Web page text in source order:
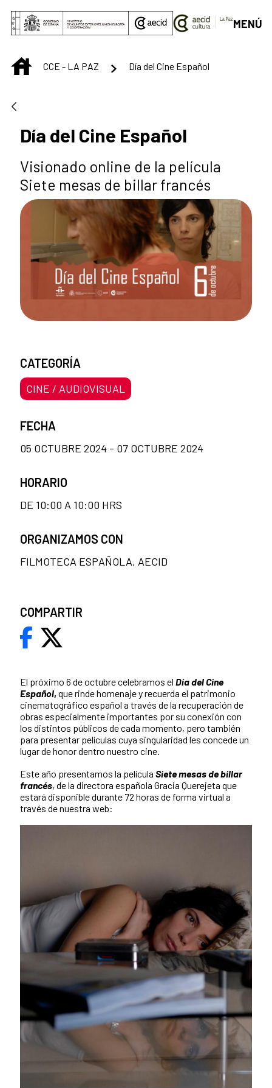
Saltar al contenido principal
MENÚ
INICIOCCE - LA PAZ Día del Cine Español
Día del Cine Español
Visionado online de la película
Siete mesas de billar francés
El próximo 6 de octubre celebramos el Día del Cine
Español, que rinde homenaje y recuerda el patrimonio
cinematográfico español a través de la recuperación de
obras especialmente importantes por su conexión con
los distintos públicos de cada momento, pero también
para presentar películas cuya singularidad les concede un
lugar de honor dentro nuestro cine.
Este año presentamos la película Siete mesas de billar
francés, de la directora española Gracia Querejeta que
estará disponible durante 72 horas de forma virtual a
través de nuestra web:
CATEGORÍA
CINE / AUDIOVISUAL
FECHA
05 OCTUBRE 2024 - 07 OCTUBRE 2024
HORARIO
DE 10:00 A 10:00 HRS
ORGANIZAMOS CON
FILMOTECA ESPAÑOLA, AECID
COMPARTIR